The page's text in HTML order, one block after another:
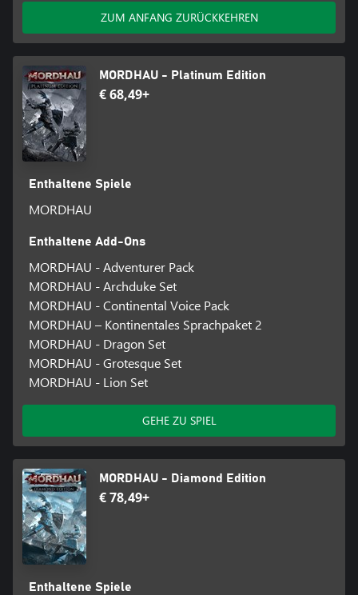
ZUM ANFANG ZURÜCKKEHREN
MORDHAU - Platinum Edition
€ 68,49+
Enthaltene Spiele
MORDHAU
Enthaltene Add-Ons
MORDHAU - Adventurer Pack
MORDHAU - Archduke Set
MORDHAU - Continental Voice Pack
MORDHAU – Kontinentales Sprachpaket 2
MORDHAU - Dragon Set
MORDHAU - Grotesque Set
MORDHAU - Lion Set
GEHE ZU SPIEL
MORDHAU - Diamond Edition
€ 78,49+
Enthaltene Spiele